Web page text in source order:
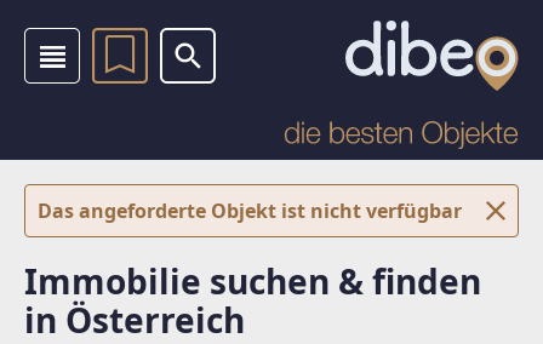
Das angeforderte Objekt ist nicht verfügbar
Immobilie suchen & finden
in Österreich